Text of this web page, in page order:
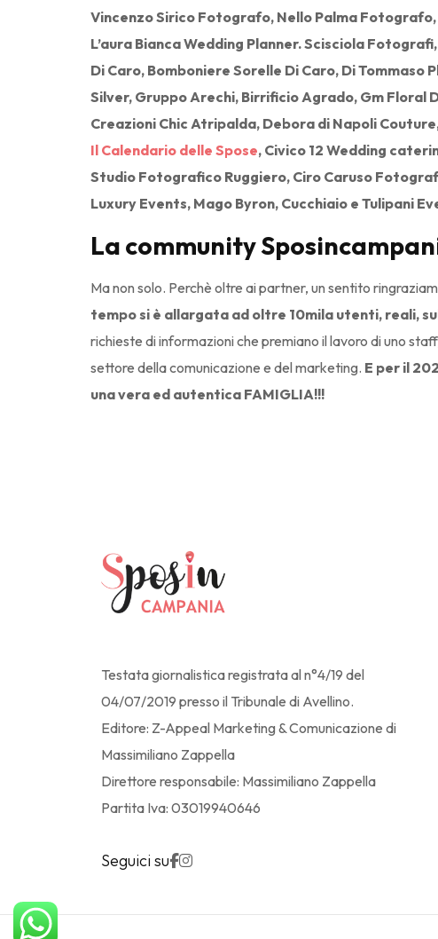
Vincenzo Sirico Fotografo, Nello Palma Fotografo,
L’aura Bianca Wedding Planner. Scisciola
Di Caro, Bomboniere Sorelle Di Caro, Di
Silver, Gruppo Arechi, Birrificio Agrado, Gm Floral
Creazioni Chic Atripalda, Debora di Napoli
Il Calendario delle Spose, Civico 12 Wedding
Studio Fotografico Ruggiero, Ciro Caruso
Luxury Events, Mago Byron, Cucchiaio e Tulipani
La community
Ma non solo. Perchè oltre ai partner, un sentito
tempo si è allargata ad oltre 10mila utenti, reali,
richieste di informazioni che premiano il lavoro di uno
settore della comunicazione e del marketing. E per il
una vera ed autentica FAMIGLIA!!!
Testata giornalistica registrata al n°4/19 del
04/07/2019 presso il Tribunale di Avellino.
Editore: Z-Appeal Marketing & Comunicazione di
Massimiliano Zappella
Direttore responsabile: Massimiliano Zappella
Partita Iva: 03019940646
Seguici su